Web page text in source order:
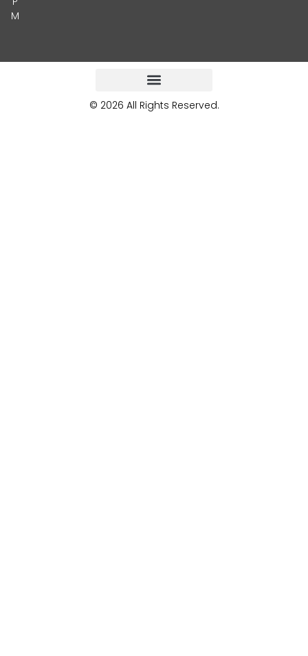
M
© 2026 All Rights Reserved.